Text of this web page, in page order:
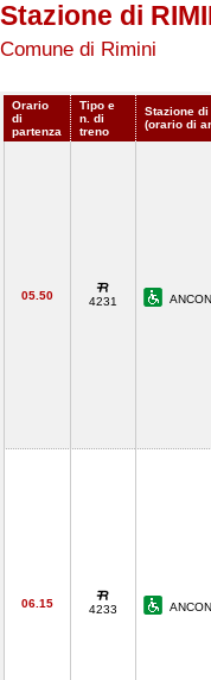
Stazione di
Comune di Rimini
Orario
di
partenza
Tipo e
n. di
treno
Stazione
(orario di
05.50 4231
06.15 4233